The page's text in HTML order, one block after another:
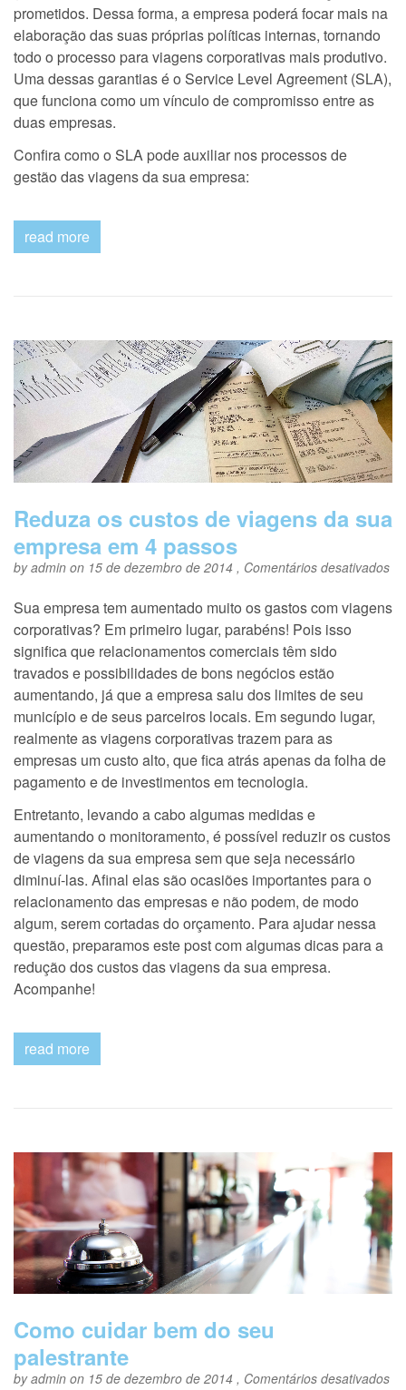
prometidos. Dessa forma, a empresa poderá focar mais na
elaboração das suas próprias políticas internas, tornando
todo o processo para viagens corporativas mais produtivo.
Uma dessas garantias é o Service Level Agreement (SLA),
que funciona como um vínculo de compromisso entre as
duas empresas.
Confira como o SLA pode auxiliar nos processos de
gestão das viagens da sua empresa:
read more
Reduza os custos de viagens da sua
empresa em 4 passos
byadmin on 15 de dezembro de 2014 , Comentários desativadosem
Sua empresa tem aumentado muito os gastos com viagens
corporativas? Em primeiro lugar, parabéns! Pois isso
significa que relacionamentos comerciais têm sido
travados e possibilidades de bons negócios estão
aumentando, já que a empresa saiu dos limites de seu
município e de seus parceiros locais. Em segundo lugar,
realmente as viagens corporativas trazem para as
empresas um custo alto, que fica atrás apenas da folha de
pagamento e de investimentos em tecnologia.
Entretanto, levando a cabo algumas medidas e
aumentando o monitoramento, é possível reduzir os custos
de viagens da sua empresa sem que seja necessário
diminuí-las. Afinal elas são ocasiões importantes para o
relacionamento das empresas e não podem, de modo
algum, serem cortadas do orçamento. Para ajudar nessa
questão, preparamos este post com algumas dicas para a
redução dos custos das viagens da sua empresa.
Acompanhe!
read more
Como cuidar bem do seu
palestrante
byadmin on 15 de dezembro de 2014 , Comentários desativadosem